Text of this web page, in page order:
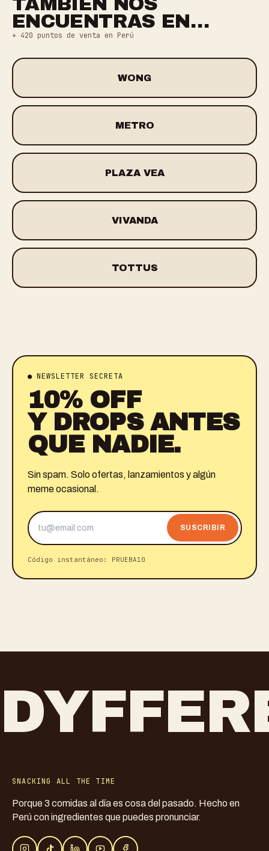
ENCUENTRAS EN…
+ 420 puntos de venta en Perú
WONG
METRO
PLAZA VEA
VIVANDA
TOTTUS
● NEWSLETTER SECRETA
10% OFF
Y DROPS ANTES
QUE NADIE.
Sin spam. Solo ofertas, lanzamientos y algún
meme ocasional.
SUSCRIBIR
Código instantáneo: PRUEBA10
SNACKING ALL THE TIME
Porque 3 comidas al día es cosa del pasado. Hecho en
Perú con ingredientes que puedes pronunciar.